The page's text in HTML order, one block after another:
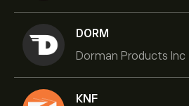
DORM
Dorman Products Inc
KNF